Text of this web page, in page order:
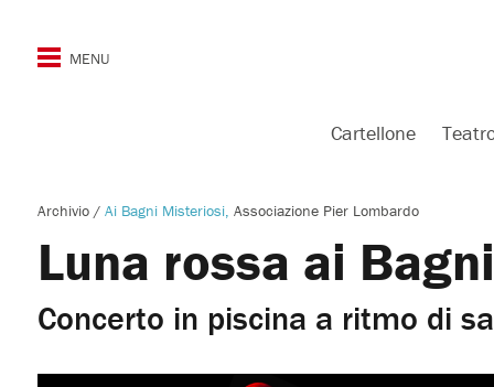
Cartellone
Archivio / Ai Bagni Misteriosi Associazione Pier Lombardo
Luna rossa ai
Concerto in piscina a ritmo di